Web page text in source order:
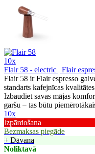
10x
Flair 58 - electric | Flair
Flair 58 ir Flair espresso
standarts kafejnīcas
Izbaudiet savas mājas
garšu – tas būtu
10x
Izpārdošana
Bezmaksas piegāde
+ Dāvana
Noliktavā